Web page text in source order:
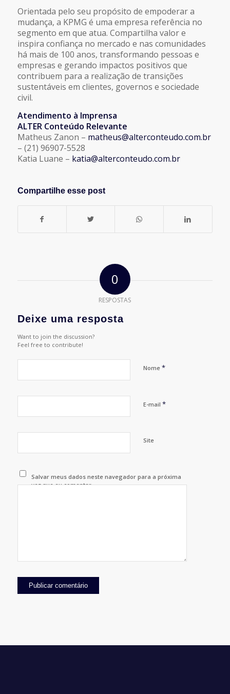
Orientada pelo seu propósito de empoderar a
mudança, a KPMG é uma empresa referência no
segmento em que atua. Compartilha valor e
inspira confiança no mercado e nas comunidades
há mais de 100 anos, transformando pessoas e
empresas e gerando impactos positivos que
contribuem para a realização de transições
sustentáveis em clientes, governos e sociedade
civil.
Atendimento à Imprensa
ALTER Conteúdo Relevante
Matheus Zanon – matheus@alterconteudo.com.br
– (21) 96907-5528
Katia Luane – katia@alterconteudo.com.br
Compartilhe esse post
0
RESPOSTAS
Deixe uma resposta
Want to join the discussion?
Feel free to contribute!
Nome *
E-mail *
Site
Salvar meus dados neste navegador para a próxima
vez que eu comentar.